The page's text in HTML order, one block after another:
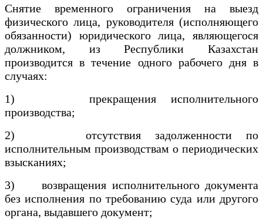
Снятие временного ограничения на выезд
физического лица, руководителя (исполняющего
обязанности) юридического лица, являющегося
должником, из Республики Казахстан
производится в течение одного рабочего дня в
случаях:
1) прекращения исполнительного
производства;
2) отсутствия задолженности по
исполнительным производствам о периодических
взысканиях;
3) возвращения исполнительного документа
без исполнения по требованию суда или другого
органа, выдавшего документ;